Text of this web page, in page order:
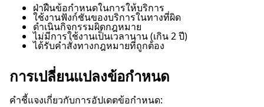
ฝ่าฝืนข้อกำหนดในการให้บริการ
ใช้งานฟังก์ชันของบริการในทางที่ผิด
ดำเนินกิจกรรมผิดกฎหมาย
ไม่มีการใช้งานเป็นเวลานาน (เกิน 2 ปี)
ได้รับคำสั่งทางกฎหมายที่ถูกต้อง
การเปลี่ยนแปลงข้อกำหนด
คำชี้แจงเกี่ยวกับการอัปเดตข้อกำหนด: